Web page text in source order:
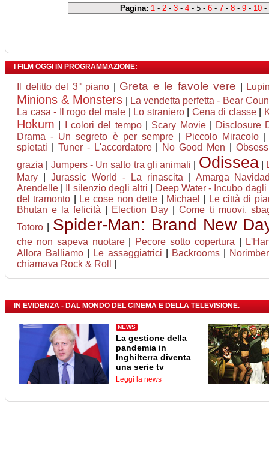
Pagina: 1- 2- 3- 4- 5- 6- 7- 8- 9- 10-
I FILM OGGI IN PROGRAMMAZIONE:
Il delitto del 3° piano Greta e le favole vere
Minions & Monsters
La vendetta perfetta - Bear
La casa - Il rogo del male
Lo straniero| Cena di classe|
Hokum I colori del tempo| Scary Movie|
Disclosure
Drama - Un segreto è per sempre| Piccolo Miracolo
spietati
Tuner - L'accordatore| No Good Men
grazia
Jumpers - Un salto tra gli animali Odissea|
Mary
Jurassic World - La rinascita
Amarga
Arendelle
Il silenzio degli altri
Deep Water - Incubo
del tramonto
Le cose non dette Michael
Le città di
Bhutan e la felicità
Election Day |Come ti muovi,
Totoro
Spider-Man: Brand New
che non sapeva nuotare| Pecore sotto copertura
Allora Balliamo
Le assaggiatrici Backrooms|
chiamava Rock & Roll
IN EVIDENZA - DAL MONDO DEL CINEMA E DELLA TELEVISIONE.
NEWS
La gestione della
pandemia in
Inghilterra diventa
una serie tv
Leggi la news